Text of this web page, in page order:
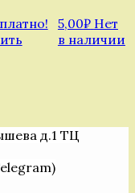
5,00₽ Нет
в наличии
д.1 ТЦ